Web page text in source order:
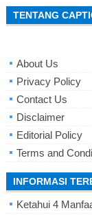
TENTANG
About Us
Privacy Policy
Contact Us
Disclaimer
Editorial Policy
Terms and
INFORMASI
Ketahui 4